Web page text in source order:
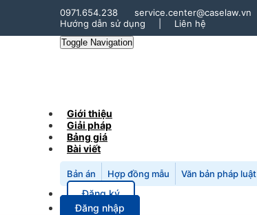
0971.654.238
service.center@caselaw.vn
Hướng dẫn sử dụng
Liên hệ
Toggle Navigation
Giới thiệu
Giải pháp
Bảng giá
Bài viết
Bản án Hợp đồng mẫu Văn bản pháp luật
Đăng ký
Đăng nhập